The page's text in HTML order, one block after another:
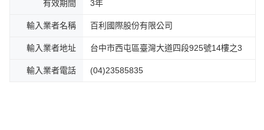
有效期間 3年
輸入業者名稱 百利國際股份有限公司
輸入業者地址 台中市西屯區臺灣大道四段925號14樓之3
輸入業者電話 (04)23585835